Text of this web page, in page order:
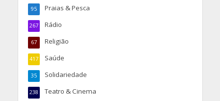
Praias & Pesca
95
Rádio
267
Religião
67
Saúde
417
Solidariedade
35
Teatro & Cinema
238